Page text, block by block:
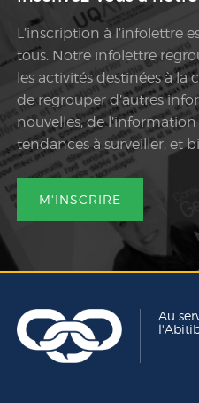
L’inscription à l’infolettre
tous. Notre infolettre
les activités destinées à la
de regrouper d’autres
nouvelles, de
tendances à surveiller, et
M'INSCRIRE
Au